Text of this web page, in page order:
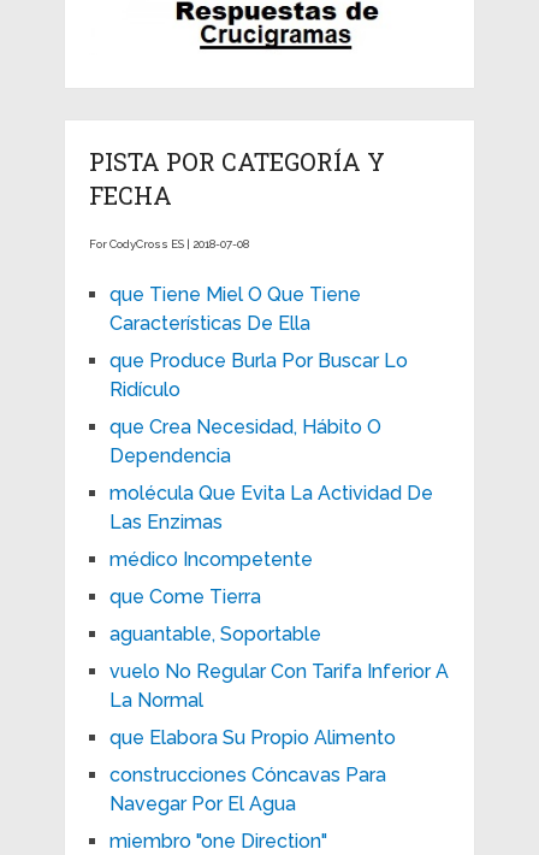
PISTA POR CATEGORÍA Y
FECHA
For CodyCross ES | 2018-07-08
que Tiene Miel O Que Tiene
Características De Ella
que Produce Burla Por Buscar Lo
Ridículo
que Crea Necesidad, Hábito O
Dependencia
molécula Que Evita La Actividad De
Las Enzimas
médico Incompetente
que Come Tierra
aguantable, Soportable
vuelo No Regular Con Tarifa Inferior A
La Normal
que Elabora Su Propio Alimento
construcciones Cóncavas Para
Navegar Por El Agua
miembro "one Direction"